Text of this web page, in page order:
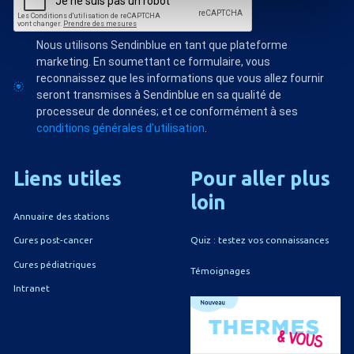
Nous utilisons Sendinblue en tant que plateforme
marketing. En soumettant ce formulaire, vous
reconnaissez que les informations que vous allez fournir
seront transmises à Sendinblue en sa qualité de
processeur de données; et ce conformément à ses
conditions générales d'utilisation
Liens utiles
Annuaire des stations
Cures post-cancer
Cures pédiatriques
Intranet
Pour aller plus
loin
Quiz : testez vos connaissances
Témoignages